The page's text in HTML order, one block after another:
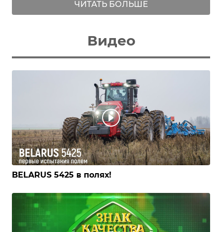
ЧИТАТЬ БОЛЬШЕ
Видео
BELARUS 5425 в полях!